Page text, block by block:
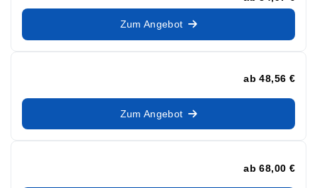
Zum Angebot
ab 48,56 €
Zum Angebot
ab 68,00 €